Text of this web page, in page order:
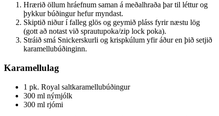
Hrærið öllum hráefnum saman á meðalhraða þar til léttur og
þykkur búðingur hefur myndast.
Skiptið niður í falleg glös og geymið pláss fyrir næstu lög
(gott að notast við sprautupoka/zip lock poka).
Stráið smá Snickerskurli og krispkúlum yfir áður en þið setjið
karamellubúðinginn.
Karamellulag
1 pk. Royal saltkaramellubúðingur
300 ml nýmjólk
300 ml rjómi